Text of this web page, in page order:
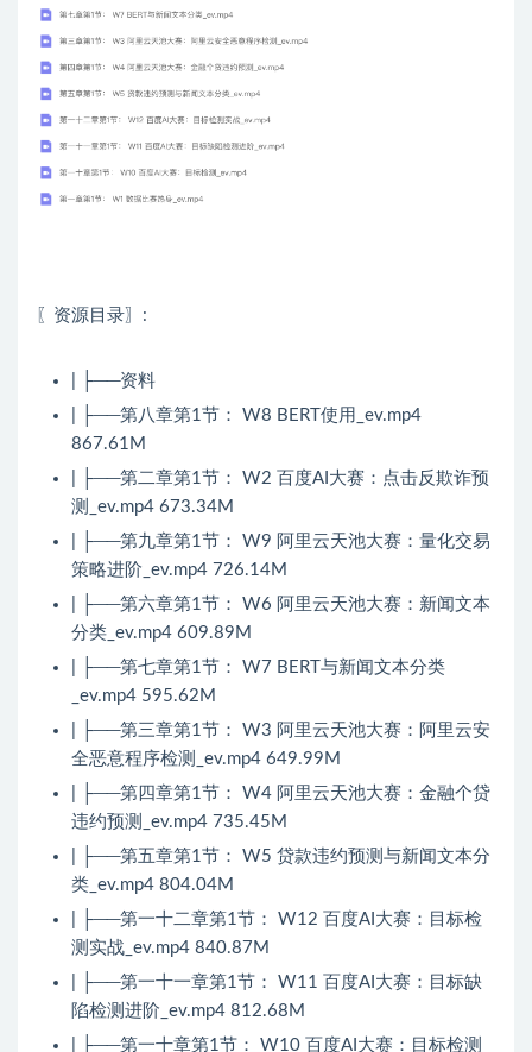
〖资源目录〗:
| ├──资料
| ├──第八章第1节： W8 BERT使用_ev.mp4
867.61M
| ├──第二章第1节： W2 百度AI大赛：点击反欺诈预
测_ev.mp4 673.34M
| ├──第九章第1节： W9 阿里云天池大赛：量化交易
策略进阶_ev.mp4 726.14M
| ├──第六章第1节： W6 阿里云天池大赛：新闻文本
分类_ev.mp4 609.89M
| ├──第七章第1节： W7 BERT与新闻文本分类
_ev.mp4 595.62M
| ├──第三章第1节： W3 阿里云天池大赛：阿里云安
全恶意程序检测_ev.mp4 649.99M
| ├──第四章第1节： W4 阿里云天池大赛：金融个贷
违约预测_ev.mp4 735.45M
| ├──第五章第1节： W5 贷款违约预测与新闻文本分
类_ev.mp4 804.04M
| ├──第一十二章第1节： W12 百度AI大赛：目标检
测实战_ev.mp4 840.87M
| ├──第一十一章第1节： W11 百度AI大赛：目标缺
陷检测进阶_ev.mp4 812.68M
| ├──第一十章第1节： W10 百度AI大赛：目标检测